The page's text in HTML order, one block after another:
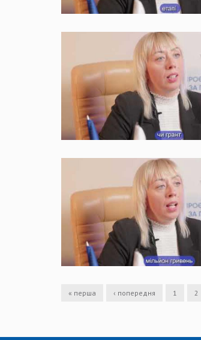
« перша ‹ попередня 1 2